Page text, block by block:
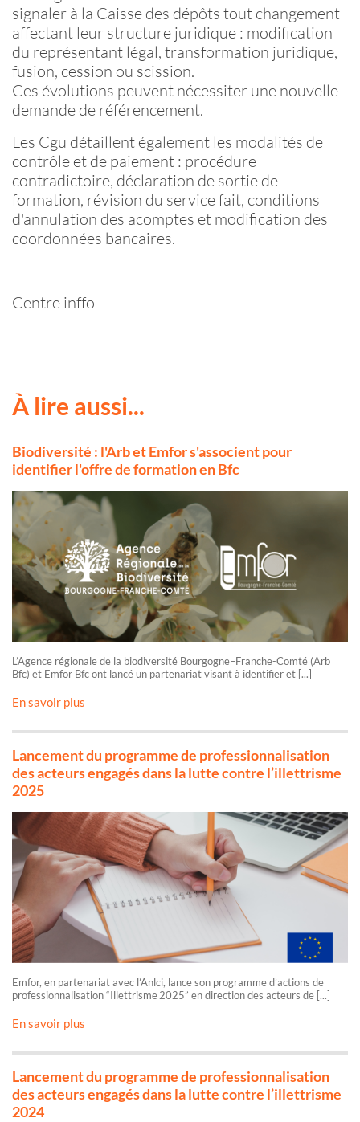
signaler à la Caisse des dépôts tout changement
affectant leur structure juridique : modification
du représentant légal, transformation juridique,
fusion, cession ou scission.
Ces évolutions peuvent nécessiter une nouvelle
demande de référencement.
Les Cgu détaillent également les modalités de
contrôle et de paiement : procédure
contradictoire, déclaration de sortie de
formation, révision du service fait, conditions
d'annulation des acomptes et modification des
coordonnées bancaires.
Centre inffo
À lire aussi...
Biodiversité : l'Arb et Emfor s'associent pour
identifier l'offre de formation en Bfc
L’Agence régionale de la biodiversité Bourgogne–Franche-Comté (Arb
Bfc) et Emfor Bfc ont lancé un partenariat visant à identifier et [...]
En savoir plus
Lancement du programme de professionnalisation
des acteurs engagés dans la lutte contre l’illettrisme
2025
Emfor, en partenariat avec l’Anlci, lance son programme d’actions de
professionnalisation “Illettrisme 2025” en direction des acteurs de [...]
En savoir plus
Lancement du programme de professionnalisation
des acteurs engagés dans la lutte contre l’illettrisme
2024